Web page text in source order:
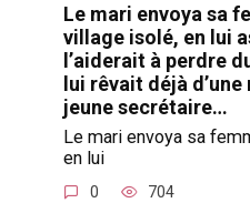
Le mari envoya sa
village isolé, en lui
l’aiderait à perdre
lui rêvait déjà
jeune secrétaire…
Le mari envoya sa
en lui
0 704